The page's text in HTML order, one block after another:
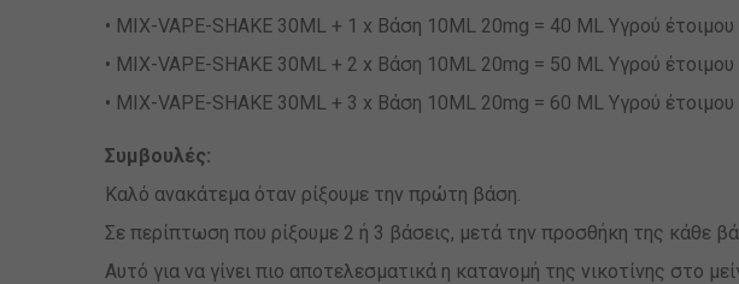
• MIX-VAPE-SHAKE 30ML + 1 x Βάση 10ML 20mg = 40 ML Υγρού έτοιμου
• MIX-VAPE-SHAKE 30ML + 2 x Βάση 10ML 20mg = 50 ML Υγρού έτοιμου
• MIX-VAPE-SHAKE 30ML + 3 x Βάση 10ML 20mg = 60 ML Υγρού έτοιμου
Συμβουλές:
Καλό ανακάτεμα όταν ρίξουμε την πρώτη βάση.
Σε περίπτωση που ρίξουμε 2 ή 3 βάσεις, μετά την προσθήκη της κάθε
Αυτό για να γίνει πιο αποτελεσματικά η κατανομή της νικοτίνης στο